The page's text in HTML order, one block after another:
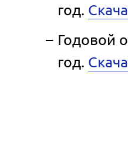
год.
Годовой
год.